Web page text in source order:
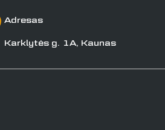
Adresas
Karklytės g. 1A, Kaunas